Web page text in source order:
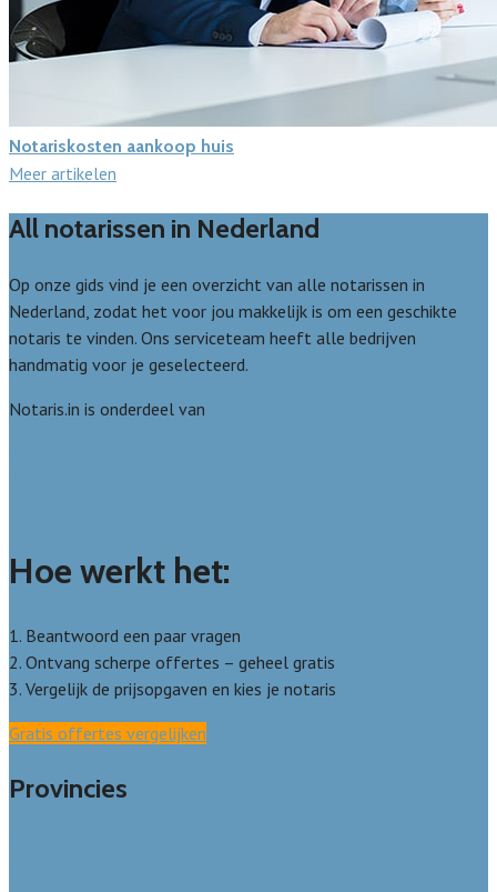
Notariskosten aankoop huis
Meer artikelen
All notarissen in Nederland
Op onze gids vind je een overzicht van alle notarissen in
Nederland, zodat het voor jou makkelijk is om een geschikte
notaris te vinden. Ons serviceteam heeft alle bedrijven
handmatig voor je geselecteerd.
Notaris.in is onderdeel van
Hoe werkt het:
1. Beantwoord een paar vragen
2. Ontvang scherpe offertes – geheel gratis
3. Vergelijk de prijsopgaven en kies je notaris
Gratis offertes vergelijken
Provincies